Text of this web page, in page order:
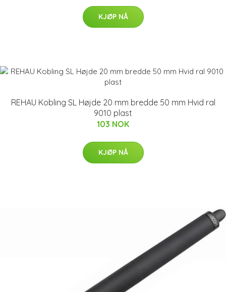
KJØP NÅ
REHAU Kobling SL Højde 20 mm bredde 50 mm Hvid ral
9010 plast
103 NOK
KJØP NÅ